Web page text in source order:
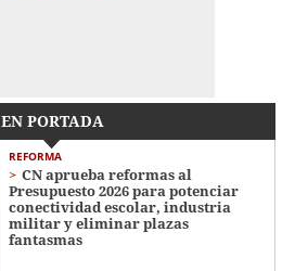
EN PORTADA
REFORMA
CN aprueba reformas al
Presupuesto 2026 para potenciar
conectividad escolar, industria
militar y eliminar plazas
fantasmas